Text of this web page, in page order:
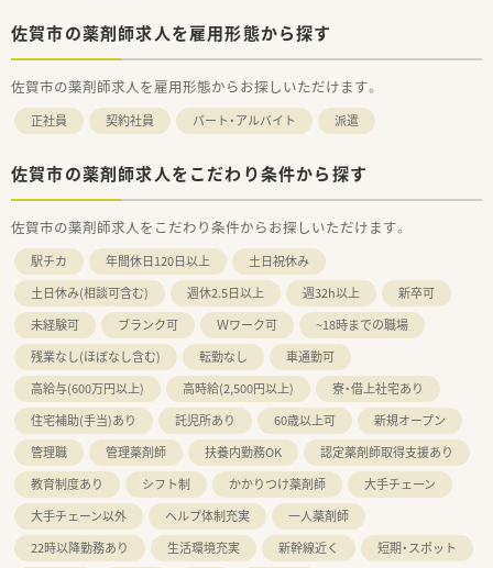
佐賀市の薬剤師求人を雇用形態から探す
佐賀市の薬剤師求人を雇用形態からお探しいただけます。
正社員 契約社員 パート・アルバイト 派遣
佐賀市の薬剤師求人をこだわり条件から探す
佐賀市の薬剤師求人をこだわり条件からお探しいただけます。
駅チカ 年間休日120日以上
土日祝休み
土日休み(相談可含む)
週休2.5日以上 週32h以上
新卒可
未経験可
ブランク可 Ｗワーク可
~18時までの職場
残業なし(ほぼなし含む)
転勤なし
車通勤可
高給与(600万円以上)
高時給(2,500円以上)
寮・借上社宅あり
住宅補助(手当)あり
託児所あり 60歳以上可
新規オープン
管理職
管理薬剤師 扶養内勤務OK
認定薬剤師取得支援あり
教育制度あり
シフト制 かかりつけ薬剤師
大手チェーン
大手チェーン以外
ヘルプ体制充実
一人薬剤師
22時以降勤務あり
生活環境充実 新幹線近く
短期・スポット